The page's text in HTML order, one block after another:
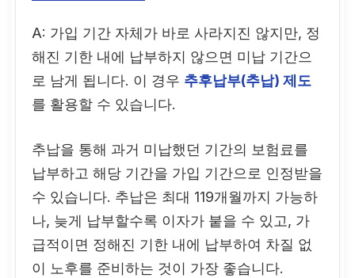
A: 가입 기간 자체가 바로 사라지진 않지만, 정
해진 기한 내에 납부하지 않으면 미납 기간으
로 남게 됩니다. 이 경우 추후납부(추납) 제도
를 활용할 수 있습니다.
추납을 통해 과거 미납했던 기간의 보험료를
납부하고 해당 기간을 가입 기간으로 인정받을
수 있습니다. 추납은 최대 119개월까지 가능하
나, 늦게 납부할수록 이자가 붙을 수 있고, 가
급적이면 정해진 기한 내에 납부하여 차질 없
이 노후를 준비하는 것이 가장 좋습니다.